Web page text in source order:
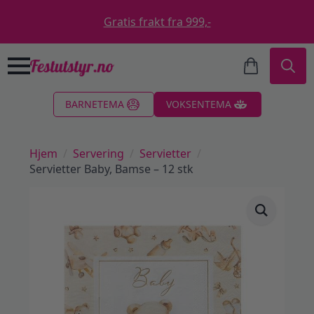
Gratis frakt fra 999,-
BARNETEMA VOKSENTEMA
Hjem Servering
Servietter
Servietter Baby, Bamse – 12 stk